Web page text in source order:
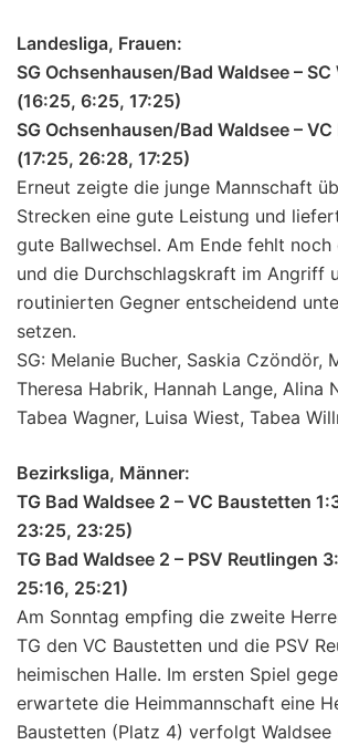
Landesliga, Frauen:
SG Ochsenhausen/Bad Waldsee –
(16:25, 6:25, 17:25)
SG Ochsenhausen/Bad Waldsee –
(17:25, 26:28, 17:25)
Erneut zeigte die junge Mannschaft
Strecken eine gute Leistung und
gute Ballwechsel. Am Ende fehlt noch
und die Durchschlagskraft im Angriff
routinierten Gegner entscheidend
setzen.
SG: Melanie Bucher, Saskia Czöndör,
Theresa Habrik, Hannah Lange, Alina
Tabea Wagner, Luisa Wiest, Tabea
Bezirksliga, Männer:
TG Bad Waldsee 2 – VC Baustetten
23:25, 23:25)
TG Bad Waldsee 2 – PSV Reutlingen
25:16, 25:21)
Am Sonntag empfing die zweite
TG den VC Baustetten und die PSV
heimischen Halle. Im ersten Spiel
erwartete die Heimmannschaft eine
Baustetten (Platz 4) verfolgt